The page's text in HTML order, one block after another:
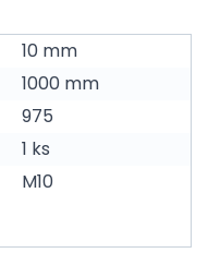
10 mm
1000 mm
975
1 ks
M10